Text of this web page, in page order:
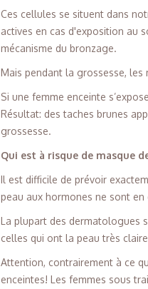
Ces cellules se situent dans
actives en cas d'exposition au
mécanisme du bronzage.
Mais pendant la grossesse,
Si une femme enceinte
Résultat: des taches brunes
grossesse.
Qui est à risque de masque
Il est difficile de prévoir
peau aux hormones ne sont
La plupart des dermatologues
celles qui ont la peau très
Attention, contrairement à ce
enceintes! Les femmes sous